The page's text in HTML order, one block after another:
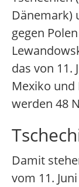
Dänemark)
gegen
das von 11.
Mexiko
werden 48
Damit
vom 11.